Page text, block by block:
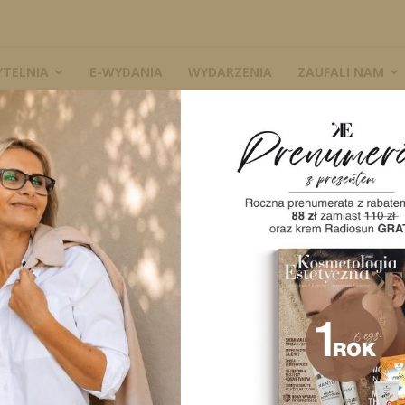
E-WYDANIA WYDARZENIA ZAUFALI NAM